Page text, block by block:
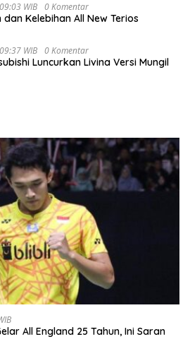
WIB 0 Komentar
Kelebihan All New Terios
WIB 0 Komentar
Luncurkan Livina Versi Mungil
All England 25 Tahun, Ini Saran